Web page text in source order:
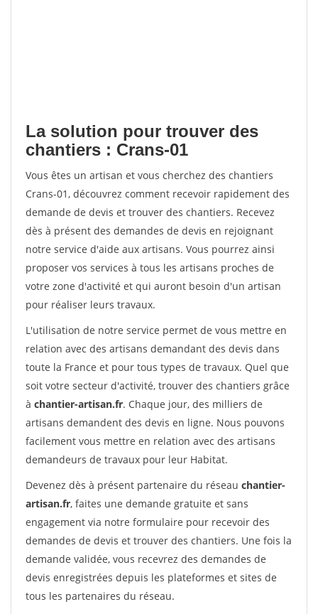
La solution pour trouver des
chantiers : Crans-01
Vous êtes un artisan et vous cherchez des chantiers
Crans-01, découvrez comment recevoir rapidement des
demande de devis et trouver des chantiers. Recevez
dès à présent des demandes de devis en rejoignant
notre service d'aide aux artisans. Vous pourrez ainsi
proposer vos services à tous les artisans proches de
votre zone d'activité et qui auront besoin d'un artisan
pour réaliser leurs travaux.
L'utilisation de notre service permet de vous mettre en
relation avec des artisans demandant des devis dans
toute la France et pour tous types de travaux. Quel que
soit votre secteur d'activité, trouver des chantiers grâce
à chantier-artisan.fr. Chaque jour, des milliers de
artisans demandent des devis en ligne. Nous pouvons
facilement vous mettre en relation avec des artisans
demandeurs de travaux pour leur Habitat.
Devenez dès à présent partenaire du réseau chantier-
artisan.fr, faites une demande gratuite et sans
engagement via notre formulaire pour recevoir des
demandes de devis et trouver des chantiers. Une fois la
demande validée, vous recevrez des demandes de
devis enregistrées depuis les plateformes et sites de
tous les partenaires du réseau.